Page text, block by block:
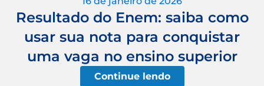
Resultado do Enem: saiba como
usar sua nota para conquistar
uma vaga no ensino superior
Continue lendo